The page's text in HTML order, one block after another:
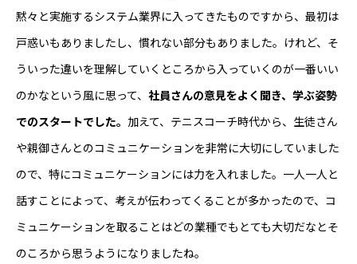
黙々と実施するシステム業界に入ってきたものですから、最初は
戸惑いもありましたし、慣れない部分もありました。けれど、そ
ういった違いを理解していくところから入っていくのが一番いい
のかなという風に思って、 社員さんの意見をよく聞き、学ぶ姿勢
でのスタートでした。 加えて、テニスコーチ時代から、生徒さん
や親御さんとのコミュニケーションを非常に大切にしていました
ので、特にコミュニケーションには力を入れました。一人一人と
話すことによって、考えが伝わってくることが多かったので、コ
ミュニケーションを取ることはどの業種でもとても大切だなとそ
のころから思うようになりましたね。